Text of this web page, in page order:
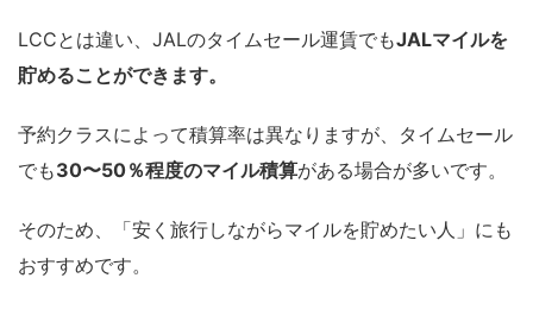
LCCとは違い、JALのタイムセール運賃でもJALマイルを
貯めることができます。
予約クラスによって積算率は異なりますが、タイムセール
でも30〜50％程度のマイル積算がある場合が多いです。
そのため、「安く旅行しながらマイルを貯めたい人」にも
おすすめです。